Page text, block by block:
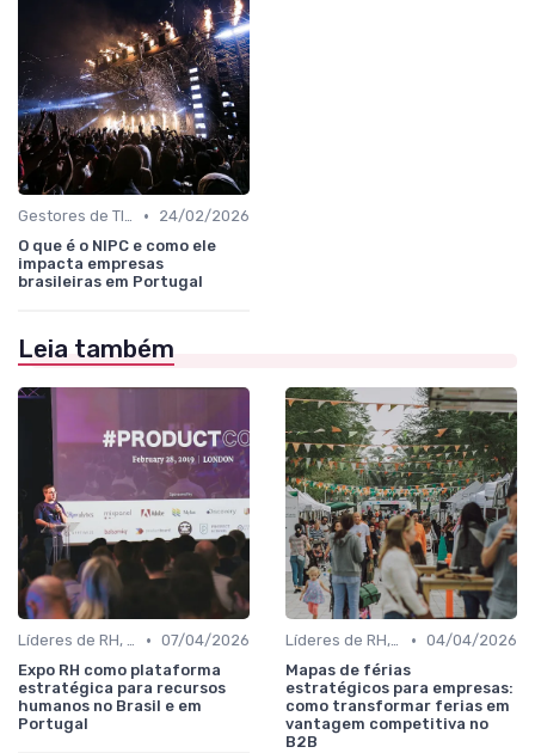
Gestores de TI, Inovação e Transformação Digital •
24/02/2026
O que é o NIPC e como ele
impacta empresas
brasileiras em Portugal
Leia também
Líderes de RH, Treinamento e Desenvolvimento • 07/04/2026
Expo RH como plataforma
estratégica para recursos
humanos no Brasil e em
Portugal
Líderes de RH, Treinamento e Desenvolvimento • 04/04/2026
Mapas de férias
estratégicos para empresas:
como transformar ferias em
vantagem competitiva no
B2B